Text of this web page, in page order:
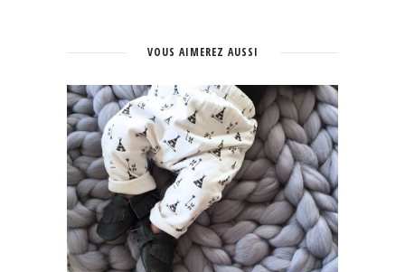
VOUS AIMEREZ AUSSI